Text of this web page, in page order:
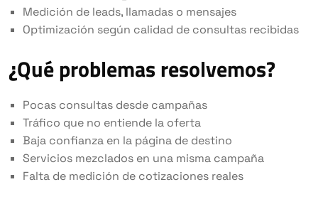
Medición de leads, llamadas o mensajes
Optimización según calidad de consultas recibidas
¿Qué problemas resolvemos?
Pocas consultas desde campañas
Tráfico que no entiende la oferta
Baja confianza en la página de destino
Servicios mezclados en una misma campaña
Falta de medición de cotizaciones reales